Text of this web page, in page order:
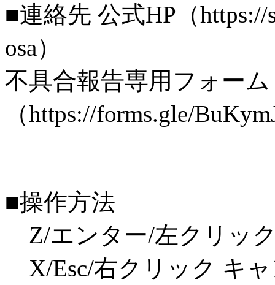
■連絡先 公式HP（https://
osa）
不具合報告専用フォーム
（https://forms.gle/
■操作方法
Z/エンター/左クリッ
X/Esc/右クリック キ